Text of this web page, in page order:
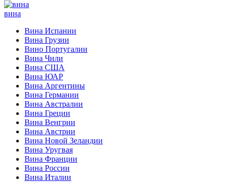
вина
Вина Испании
Вина Грузии
Вино Португалии
Вина Чили
Вина США
Вина ЮАР
Вина Аргентины
Вина Германии
Вина Австралии
Вина Греции
Вина Венгрии
Вина Австрии
Вина Новой Зеландии
Вина Уругвая
Вина Франции
Вина России
Вина Италии